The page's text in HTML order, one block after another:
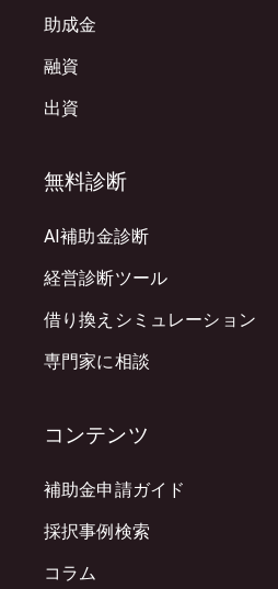
助成金
融資
出資
無料診断
AI補助金診断
経営診断ツール
借り換えシミュレーション
専門家に相談
コンテンツ
補助金申請ガイド
採択事例検索
コラム